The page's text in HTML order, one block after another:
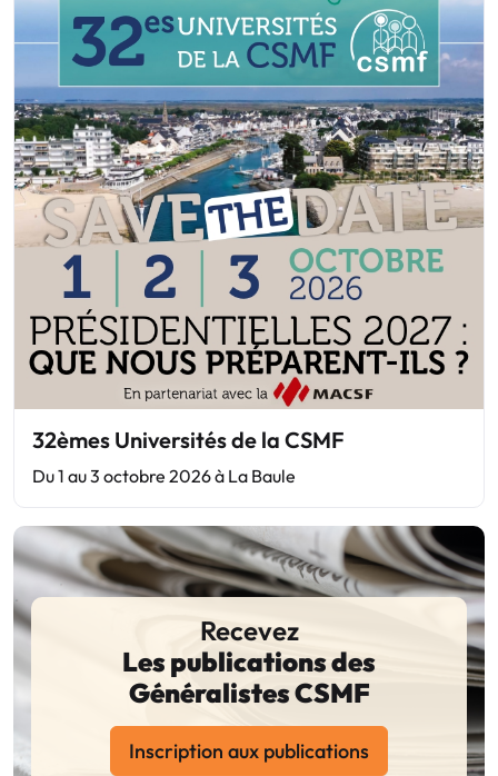
32èmes Universités de la CSMF
Du 1 au 3 octobre 2026 à La Baule
Recevez
Les publications des
Généralistes CSMF
Inscription aux publications